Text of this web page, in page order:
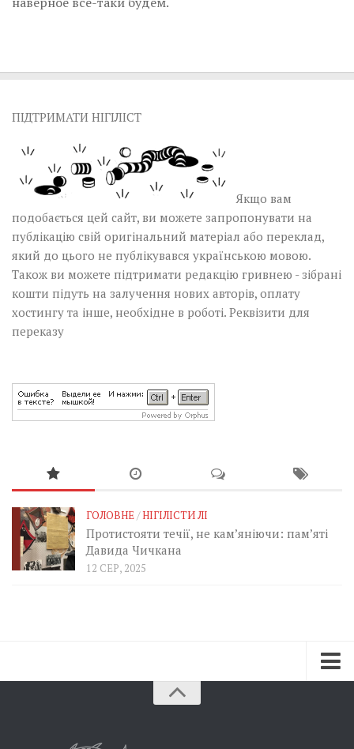
ПІДТРИМАТИ НІГІЛІСТ
Якщо вам
подобається цей сайт, ви можете запропонувати на
публікацію свій оригінальний матеріал або переклад,
який до цього не публікувався українською мовою.
Також ви можете підтримати редакцію гривнею - зібрані
кошти підуть на залучення нових авторів, оплату
хостингу та інше, необхідне в роботі. Реквізити для
переказу
ГОЛОВНЕ /НІГІЛІСТИ ЛІ
Протистояти течії, не кам’яніючи: пам’яті
Давида Чичкана
12 СЕР, 2025